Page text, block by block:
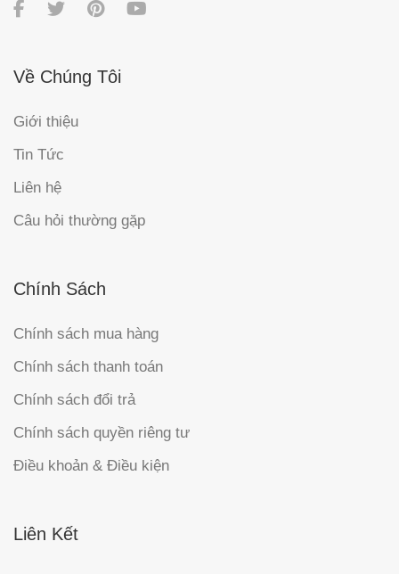
Về Chúng Tôi
Giới thiệu
Tin Tức
Liên hệ
Câu hỏi thường gặp
Chính Sách
Chính sách mua hàng
Chính sách thanh toán
Chính sách đổi trả
Chính sách quyền riêng tư
Điều khoản & Điều kiện
Liên Kết